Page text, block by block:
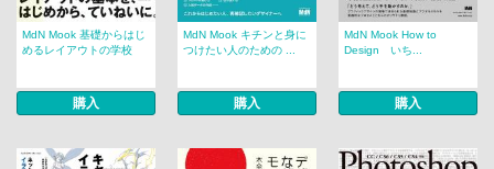
MdN Mook 基礎からはじ
めるレイアウトの学校
購入
MdN Mook キチンと身に
つけたい人のための ...
購入
MdN Mook How to
Design いち...
購入